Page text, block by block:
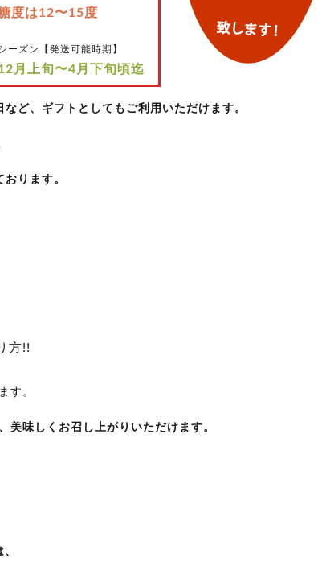
度は12〜15度
ーズン【発送可能時期】
月上旬〜4月下旬頃迄
ど、ギフトとしてもご利用いただけます。
ります。
方!!
す。
味しくお召し上がりいただけます。